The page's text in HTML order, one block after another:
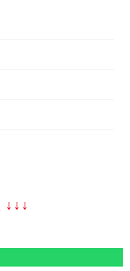
↓↓↓